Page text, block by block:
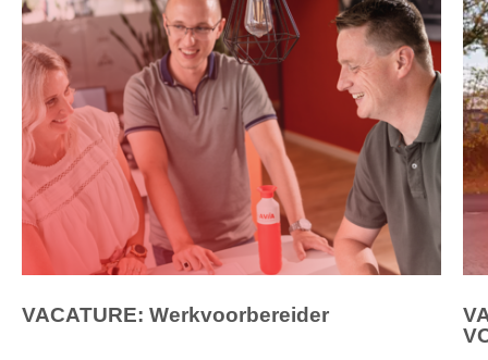
VACATURE: Werkvoorbereider